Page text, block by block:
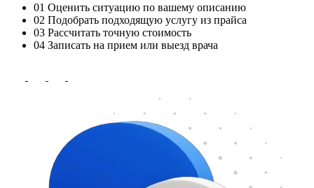
01 Оценить ситуацию по вашему описанию
02 Подобрать подходящую услугу из прайса
03 Рассчитать точную стоимость
04 Записать на прием или выезд врача